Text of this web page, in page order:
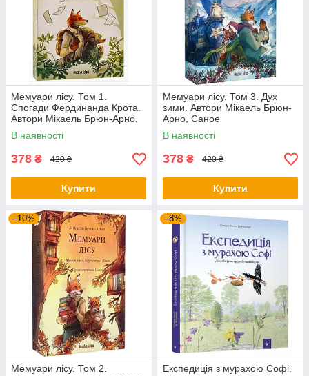
Мемуари лісу. Том 1.
Спогади Фердинанда Крота.
Автори Мікаель Брюн-Арно,
Саное
В наявності
378 ₴ 420 ₴
Купити
Мемуари лісу. Том 3. Дух
зими. Автори Мікаель Брюн-
Арно, Саное
В наявності
378 ₴ 420 ₴
Купити
–10%
Мемуари лісу. Том 2.
–8%
Експедиція з мурахою Софі.